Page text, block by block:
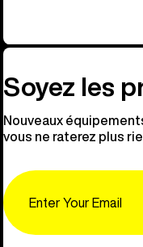
Soyez les
Nouveaux
vous ne raterez plus